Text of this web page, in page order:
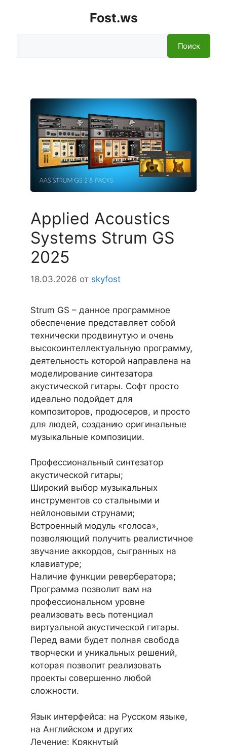
Fost.ws
Поиск
Applied Acoustics
Systems Strum GS
2025
18.03.2026 от skyfost
Strum GS – данное программное
обеспечение представляет собой
технически продвинутую и очень
высокоинтеллектуальную программу,
деятельность которой направлена на
моделирование синтезатора
акустической гитары. Софт просто
идеально подойдет для
композиторов, продюсеров, и просто
для людей, созданию оригинальные
музыкальные композиции.
Профессиональный синтезатор
акустической гитары;
Широкий выбор музыкальных
инструментов со стальными и
нейлоновыми струнами;
Встроенный модуль «голоса»,
позволяющий получить реалистичное
звучание аккордов, сыгранных на
клавиатуре;
Наличие функции ревербератора;
Программа позволит вам на
профессиональном уровне
реализовать весь потенциал
виртуальной акустической гитары.
Перед вами будет полная свобода
творчески и уникальных решений,
которая позволит реализовать
проекты совершенно любой
сложности.
Язык интерфейса: на Русском языке,
на Английском и других
Лечение: Крякнутый